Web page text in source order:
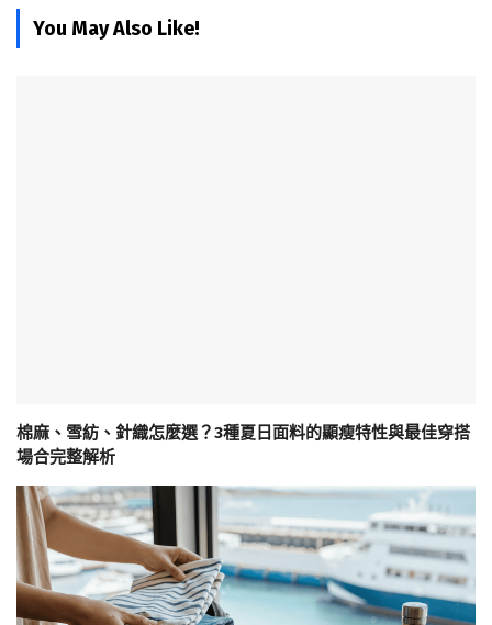
You May Also Like!
棉麻、雪紡、針織怎麼選？3種夏日面料的顯瘦特性與最佳穿搭
場合完整解析